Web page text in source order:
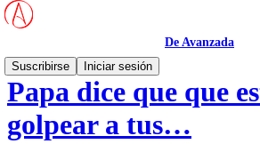
De Avanzada
Suscribirse
Iniciar sesión
Papa dice que que
golpear a tus…